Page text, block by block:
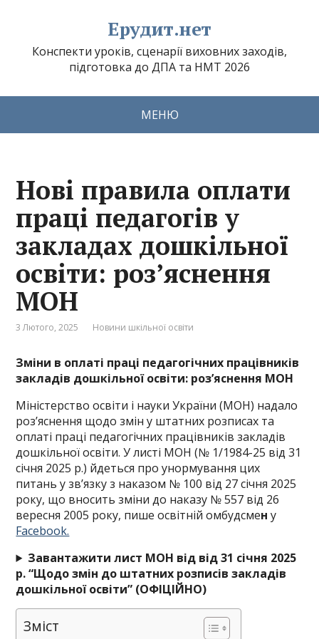
Ерудит.нет
Конспекти уроків, сценарії виховних заходів,
підготовка до ДПА та НМТ 2026
МЕНЮ
Нові правила оплати
праці педагогів у
закладах дошкільної
освіти: роз’яснення
МОН
3 Лютого, 2025 Новини шкільної освіти
Зміни в оплаті праці педагогічних працівників
закладів дошкільної освіти: роз’яснення МОН
Міністерство освіти і науки України (МОН) надало
роз’яснення щодо змін у штатних розписах та
оплаті праці педагогічних працівників закладів
дошкільної освіти. У листі МОН (№ 1/1984-25 від 31
січня 2025 р.) йдеться про унормування цих
питань у зв’язку з наказом № 100 від 27 січня 2025
року, що вносить зміни до наказу № 557 від 26
вересня 2005 року, пише освітній омбудсмен у
Facebook.
Завантажити лист МОН від від 31 січня 2025
р. “Щодо змін до штатних розписів закладів
дошкільної освіти” (ОФІЦІЙНО)
Зміст